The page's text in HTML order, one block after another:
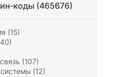
коды (465676)
(15)
(107)
(12)